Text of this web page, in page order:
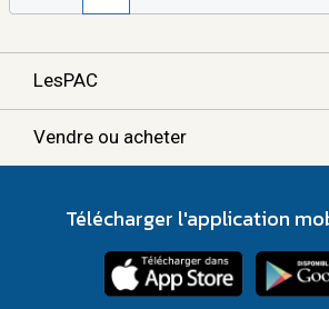
LesPAC
Vendre ou acheter
Télécharger l'application